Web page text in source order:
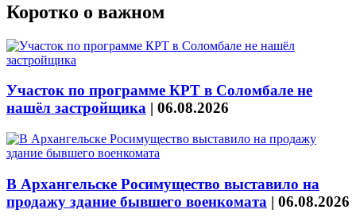
Коротко о важном
Участок по программе КРТ в Соломбале не
нашёл застройщика | 06.08.2026
В Архангельске Росимущество выставило на
продажу здание бывшего военкомата | 06.08.2026